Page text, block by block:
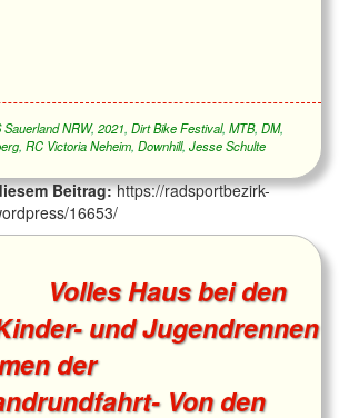
Sauerland NRW, 2021, Dirt Bike Festival, MTB, DM,
, RC Victoria Neheim, Downhill, Jesse Schulte
Beitrag:https://radsportbezirk-
16653/
Volles Haus bei den
und Jugendrennen
der
Von den